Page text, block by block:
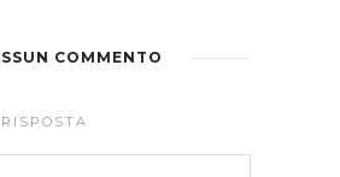
COMMENTO